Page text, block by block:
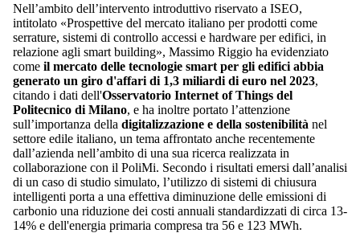
Nell’ambito dell’intervento introduttivo riservato a ISEO,
intitolato «Prospettive del mercato italiano per prodotti come
serrature, sistemi di controllo accessi e hardware per edifici, in
relazione agli smart building», Massimo Riggio ha evidenziato
come il mercato delle tecnologie smart per gli edifici abbia
generato un giro d'affari di 1,3 miliardi di euro nel 2023,
citando i dati dell'Osservatorio Internet of Things del
Politecnico di Milano, e ha inoltre portato l’attenzione
sull’importanza della digitalizzazione e della sostenibilità nel
settore edile italiano, un tema affrontato anche recentemente
dall’azienda nell’ambito di una sua ricerca realizzata in
collaborazione con il PoliMi. Secondo i risultati emersi dall’analisi
di un caso di studio simulato, l’utilizzo di sistemi di chiusura
intelligenti porta a una effettiva diminuzione delle emissioni di
carbonio una riduzione dei costi annuali standardizzati di circa 13-
14% e dell'energia primaria compresa tra 56 e 123 MWh.